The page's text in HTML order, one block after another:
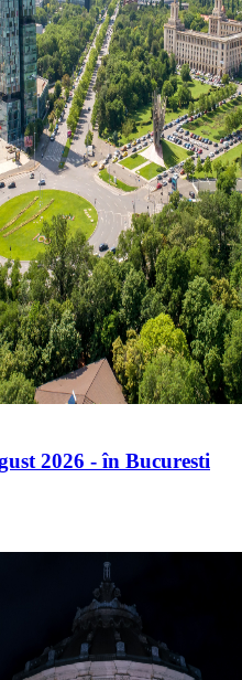
2026 - în Bucuresti